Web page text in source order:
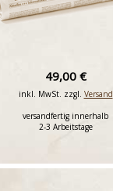
49,00 €
inkl. MwSt. zzgl. Versand
versandfertig innerhalb
2-3 Arbeitstage